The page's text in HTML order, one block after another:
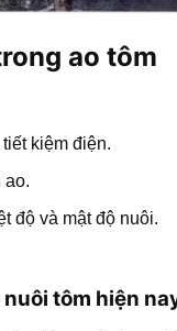
ao tôm
kiệm điện.
ao.
độ và mật độ nuôi.
tôm hiện